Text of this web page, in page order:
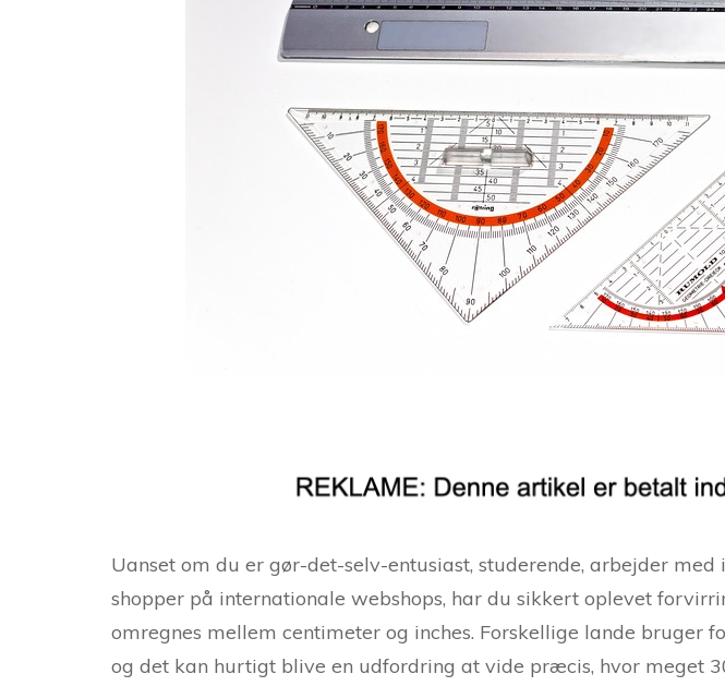
Uanset om du er gør-det-selv-entusiast, studerende, arbejder
shopper på internationale webshops, har du sikkert oplevet
omregnes mellem centimeter og inches. Forskellige lande bruger
og det kan hurtigt blive en udfordring at vide præcis, hvor meget